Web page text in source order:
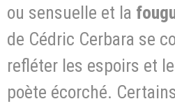
ou sensuelle et la
de Cédric Cerbara se
refléter les espoirs et
poète écorché.